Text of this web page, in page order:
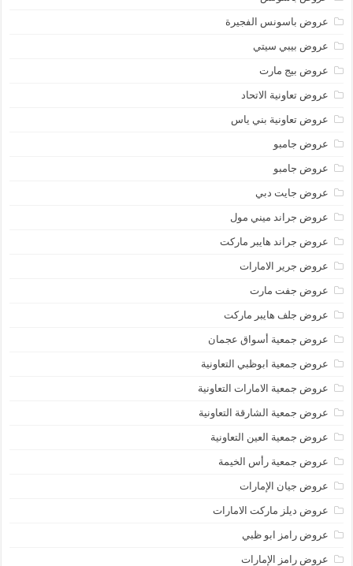
عروض باسونس الفجيرة
عروض بيبي سيتي
عروض بيج مارت
عروض تعاونية الاتحاد
عروض تعاونية بني ياس
عروض جامبو
عروض جامبو
عروض جايت دبي
عروض جراند ميني مول
عروض جراند هايبر ماركت
عروض جرير الامارات
عروض جفت مارت
عروض جلف هايبر ماركت
عروض جمعية أسواق عجمان
عروض جمعية ابوظبي التعاونية
عروض جمعية الامارات التعاونية
عروض جمعية الشارقة التعاونية
عروض جمعية العين التعاونية
عروض جمعية رأس الخيمة
عروض جيان الإمارات
عروض ديلز ماركت الامارات
عروض رامز ابو ظبي
عروض رامز الإمارات